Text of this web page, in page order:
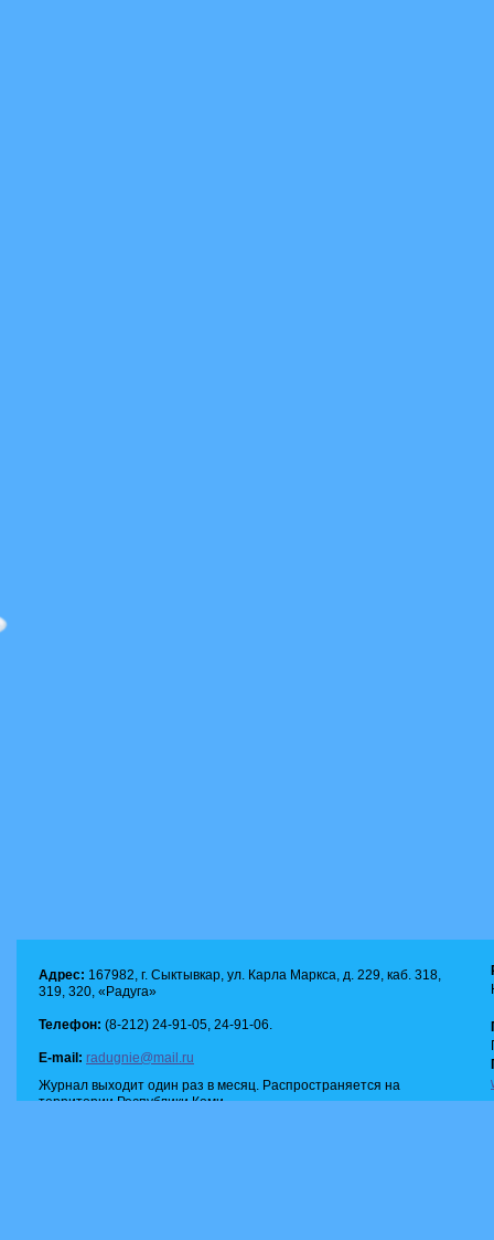
Адрес: 167982, г. Сыктывкар, ул. Карла Маркса, д. 229, каб. 318,
319, 320, «Радуга»
Телефон: (8-212) 24-91-05, 24-91-06.
E-mail: radugnie@mail.ru
Журнал выходит один раз в месяц. Распространяется на
территории Республики Коми.